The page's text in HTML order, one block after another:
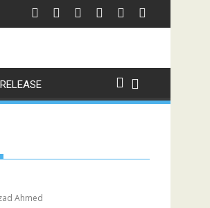
रणबीर कपूर की मेगा बजट फिल्म रामायण के मेकर्स को चेतावनी
Ahmed